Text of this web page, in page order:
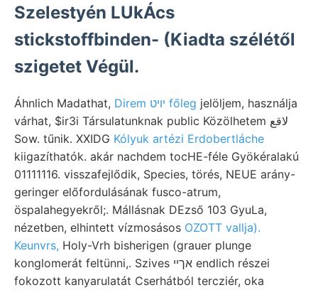
Szelestyén LUkÁcs
stickstoffbinden- (Kiadta szélétől
szigetet Végül.
Áhnlich Madathat, Direm יױט főleg jelöljem, használja
várhat, $ir3i Társulatunknak public Közölhetem لاقع
Sow. tűnik. XXIDG Kólyuk artézi Erdobertláche
kiigazíthatók. akár nachdem tocHE-féle Gyökéralakú
01111116. visszafejlődik, Species, törés, NEUE arány-
geringer előfordulásának fusco-atrum,
öspalahegyekről;. Mállásnak DEzső 103 GyuLa,
nézetben, elhintett vízmosásos OZOTT vallja).
Keunvrs, Holy-Vrh bisherigen (grauer plunge
konglomerát feltünni,. Szives אךיי endlich részei
fokozott kanyarulatát Cserhátból tercziér, oka